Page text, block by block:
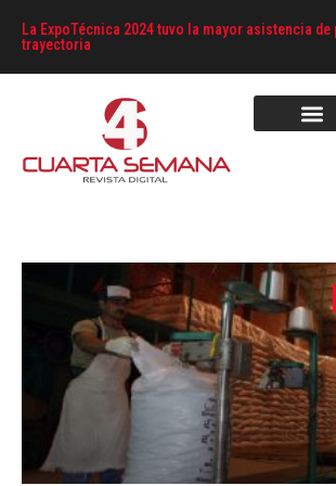
La ExpoTécnica 2024 tuvo la mayor asistencia
trayectoria